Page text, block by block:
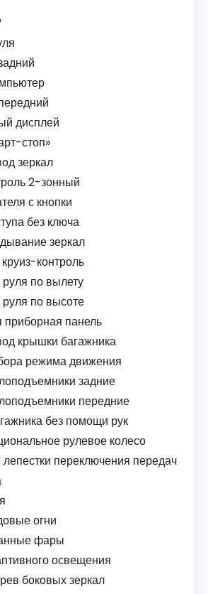
дисплей
стоп»
зеркал
2-зонный
с кнопки
без ключа
зеркал
контроль
по вылету
руля по высоте
приборная панель
крышки багажника
режима движения
задние
передние
без помощи рук
рулевое колесо
переключения передач
огни
фары
освещения
боковых зеркал